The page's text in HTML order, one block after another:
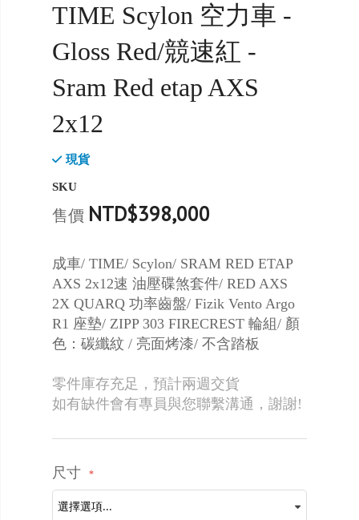
TIME Scylon 空力車 -
Gloss Red/競速紅 -
Sram Red etap AXS
2x12
現貨
SKU
售價 NTD$398,000
成車/ TIME/ Scylon/ SRAM RED ETAP
AXS 2x12速 油壓碟煞套件/ RED AXS
2X QUARQ 功率齒盤/ Fizik Vento Argo
R1 座墊/ ZIPP 303 FIRECREST 輪組/ 顏
色：碳纖紋 / 亮面烤漆/ 不含踏板
零件庫存充足，預計兩週交貨
如有缺件會有專員與您聯繫溝通，謝謝!
尺寸